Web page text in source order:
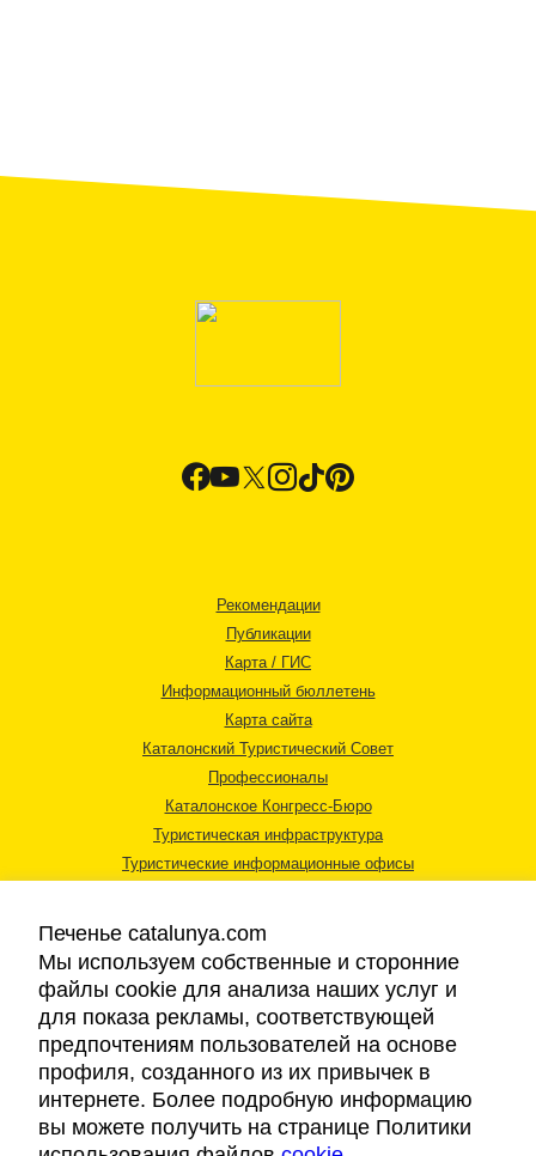
Рекомендации
Публикации
Карта / ГИС
Информационный бюллетень
Карта сайта
Каталонский Туристический Совет
Профессионалы
Каталонское Конгресс-Бюро
Туристическая инфраструктура
Туристические информационные офисы
Правовая информация
Cookies
Доступность
Печенье catalunya.com
Мы используем собственные и сторонние
файлы cookie для анализа наших услуг и
для показа рекламы, соответствующей
предпочтениям пользователей на основе
профиля, созданного из их привычек в
интернете. Более подробную информацию
вы можете получить на странице Политики